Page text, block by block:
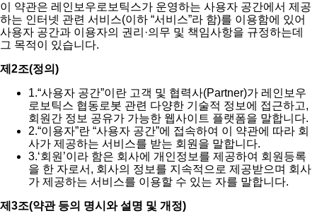
이 약관은 레인보우로보틱스가 운영하는 사용자 공간에서 제공
하는 인터넷 관련 서비스(이하 “서비스”라 함)를 이용함에 있어
사용자 공간과 이용자의 권리·의무 및 책임사항을 규정하는데
그 목적이 있습니다.
제2조(정의)
1.“사용자 공간”이란 고객 및 협력사(Partner)가 레인보우
로보틱스 협동로봇 관련 다양한 기술적 정보에 접근하고,
회원간 정보 공유가 가능한 웹사이트 플랫폼을 말합니다.
2.“이용자”란 “사용자 공간”에 접속하여 이 약관에 따라 회
사가 제공하는 서비스를 받는 회원을 말합니다.
3.‘회원’이라 함은 회사에 개인정보를 제공하여 회원등록
을 한 자로서, 회사의 정보를 지속적으로 제공받으며 회사
가 제공하는 서비스를 이용할 수 있는 자를 말합니다.
제3조(약관 등의 명시와 설명 및 개정)